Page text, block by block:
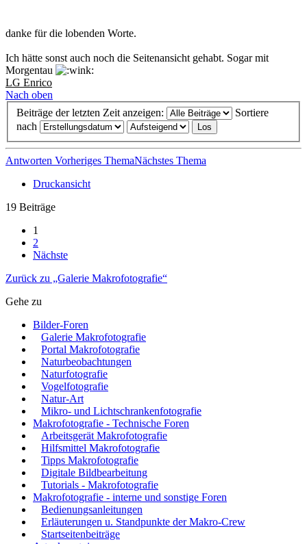
danke für die lobenden Worte.
Ich hätte sonst auch noch die Seitenansicht gehabt. Sogar mit
Morgentau
LG Enrico
Nach oben
Beiträge der letzten Zeit anzeigen:
Sortiere
nach
Antworten Vorheriges ThemaNächstes Thema
Druckansicht
19 Beiträge
1
2
Nächste
Zurück zu „Galerie Makrofotografie“
Gehe zu
Bilder-Foren
Galerie Makrofotografie
Portal Makrofotografie
Naturbeobachtungen
Naturfotografie
Vogelfotografie
Natur-Art
Mikro- und Lichtschrankenfotografie
Makrofotografie - Technische Foren
Arbeitsgerät Makrofotografie
Hilfsmittel Makrofotografie
Tipps Makrofotografie
Digitale Bildbearbeitung
Tutorials - Makrofotografie
Makrofotografie - interne und sonstige Foren
Bedienungsanleitungen
Erläuterungen u. Standpunkte der Makro-Crew
Startseitenbeiträge